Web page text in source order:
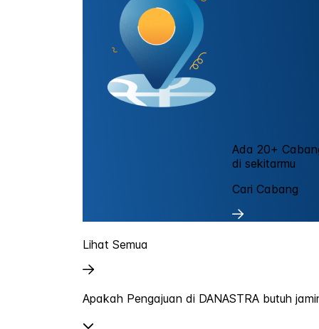
Ada 20+
di sekitarmu
Cari Cabang
Lihat Semua
Apakah Pengajuan di DANASTRA butuh